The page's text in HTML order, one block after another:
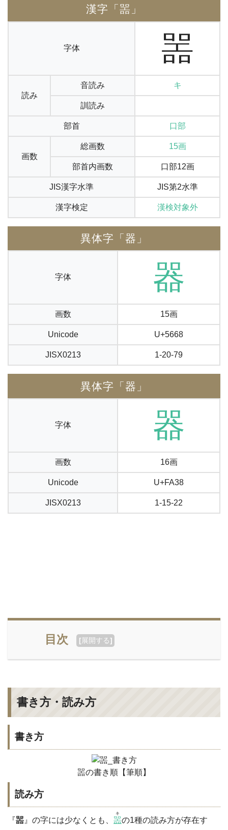
漢字「噐」
字体 噐
読み
音読み キ
訓読み
部首 口部
画数
総画数 15画
部首内画数 口部12画
JIS漢字水準 JIS第2水準
漢字検定 漢検対象外
異体字「器」
字体 器
画数 15画
Unicode U+5668
JISX0213 1-20-79
異体字「器」
字体 器
画数 16画
Unicode U+FA38
JISX0213 1-15-22
目次 [展開する]
書き方・読み方
書き方
噐の書き順【筆順】
読み方
『噐 』の字には少なくとも、 噐
キ
の1種の読み方が存在す